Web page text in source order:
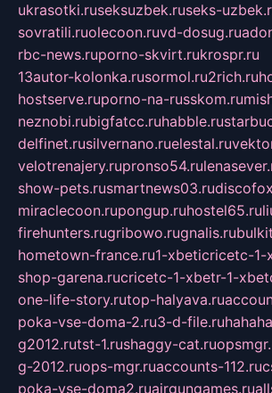
ukrasotki.ruseksuzbek.ruseks-
sovratili.ruolecoon.ruvd-dosug.ru
rbc-news.ruporno-skvirt.rukrospr.ru
13autor-kolonka.rusormol.ru2rich.ru
hostserve.ruporno-na-russkom.ru
neznobi.rubigfatcc.ruhabble.ru
delfinet.rusilvernano.ruelestal.ru
velotrenajery.rupronso54.ru
show-pets.rusmartnews03.ru
miraclecoon.rupongup.ruhostel65.ru
firehunters.rugribowo.rugnalis.ru
hometown-france.ru1-xbeticricetc-1-
shop-garena.rucricetc-1-xbetr-1-
one-life-story.rutop-halyava.ru
poka-vse-doma-2.ru3-d-file.ru
g2012.rutst-1.rushaggy-cat.ru
g-2012.ruops-mgr.ruaccounts-112.ru
poka-vse-doma2.ruairgungames.ru